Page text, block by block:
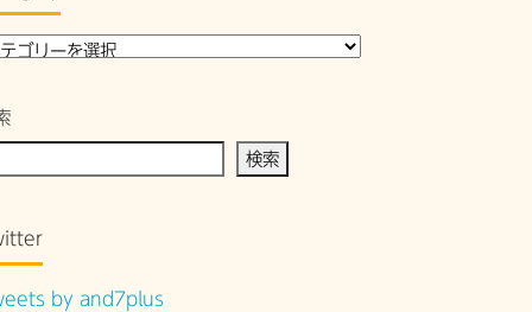
検索
by and7plus